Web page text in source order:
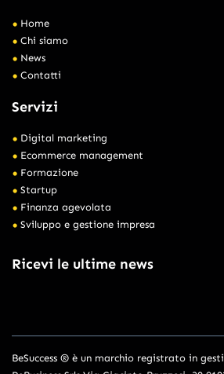
Home
Chi siamo
News
Contatti
Servizi
Digital marketing
Ecommerce management
Formazione
Startup
Finanza agevolata
Sviluppo e gestione impresa
Ricevi le ultime news
BeSuccess ® è un marchio registrato in